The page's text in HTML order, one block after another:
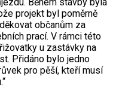
projekt byl poměrně
občanům za
prací. V rámci této
u zastávky na
Přidáno bylo jedno
pro pěší, kteří musí